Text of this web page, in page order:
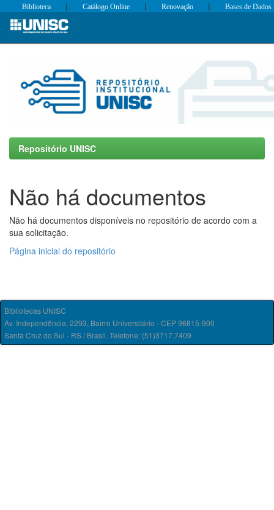
Skip
Biblioteca | Catálogo Online | Renovação | Bases de Dados
Repositório UNISC
Não há documentos
Não há documentos disponíveis no repositório de acordo com a
sua solicitação.
Página inicial do repositório
Bibliotecas UNISC
Av. Independência, 2293, Bairro Universitário - CEP 96815-900
Santa Cruz do Sul - RS / Brasil. Telefone: (51)3717.7409